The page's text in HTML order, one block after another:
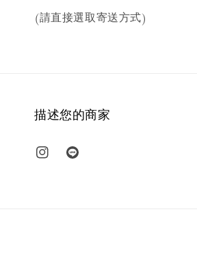
(請直接選取寄送方式)
描述您的商家